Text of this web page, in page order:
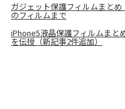
ガジェット保護フィルムまと
のフィルムまで
iPhone5液晶保護フィルムまと
を伝授（新記事2件追加）